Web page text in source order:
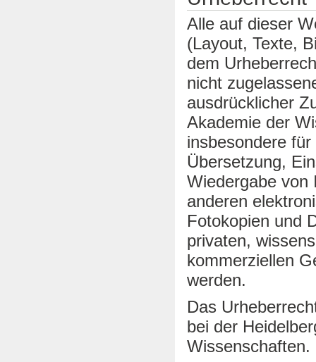
Alle auf dieser
(Layout, Texte,
dem
nicht
ausdrücklicher
Akademie der
insbesondere
Übersetzung,
Wiedergabe von
anderen
Fotokopien und
privaten,
kommerziellen
werden.
Das
bei der
Wissenschaften.